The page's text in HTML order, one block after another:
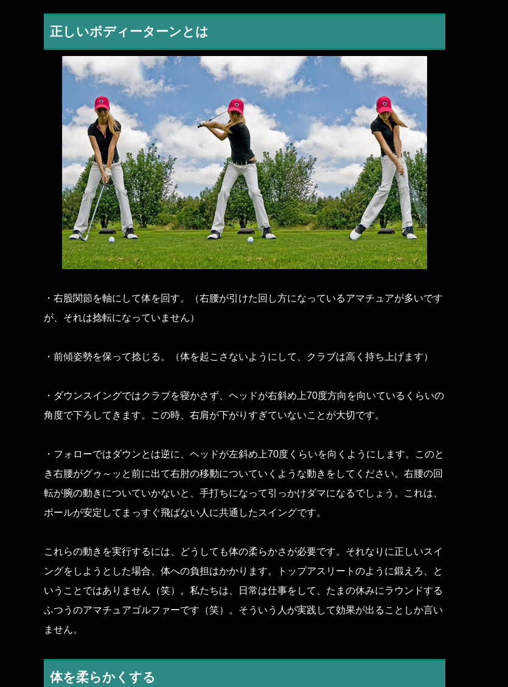
正しいボディーターンとは
・右股関節を軸にして体を回す。（右腰が引けた回し方になっているアマチュアが多いです
が、それは捻転になっていません）
・前傾姿勢を保って捻じる。（体を起こさないようにして、クラブは高く持ち上げます）
・ダウンスイングではクラブを寝かさず、ヘッドが右斜め上70度方向を向いているくらいの
角度で下ろしてきます。この時、右肩が下がりすぎていないことが大切です。
・フォローではダウンとは逆に、ヘッドが左斜め上70度くらいを向くようにします。このと
き右腰がグゥ～ッと前に出て右肘の移動についていくような動きをしてください。右腰の回
転が腕の動きについていかないと、手打ちになって引っかけダマになるでしょう。これは、
ボールが安定してまっすぐ飛ばない人に共通したスイングです。
これらの動きを実行するには、どうしても体の柔らかさが必要です。それなりに正しいスイ
ングをしようとした場合、体への負担はかかります。トップアスリートのように鍛えろ、と
いうことではありません（笑）。私たちは、日常は仕事をして、たまの休みにラウンドする
ふつうのアマチュアゴルファーです（笑）。そういう人が実践して効果が出ることしか言い
ません。
体を柔らかくする